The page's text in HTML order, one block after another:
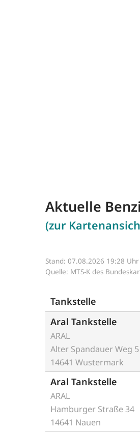
Aktuelle
(zur
Stand: 07.08.2026 19:28 Uhr
Quelle: MTS-K des
Tankstelle
Aral Tankstelle
ARAL
Alter Spandauer Weg 5
14641 Wustermark
Aral Tankstelle
ARAL
Hamburger Straße 34
14641 Nauen